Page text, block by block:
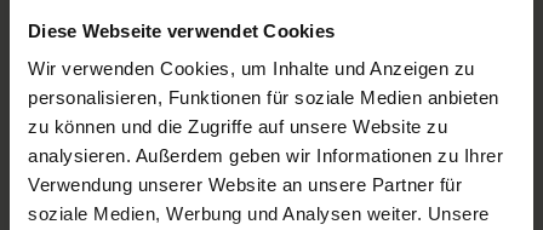
Diese Webseite verwendet Cookies
Wir verwenden Cookies, um Inhalte und Anzeigen zu
personalisieren, Funktionen für soziale Medien anbieten
zu können und die Zugriffe auf unsere Website zu
analysieren. Außerdem geben wir Informationen zu Ihrer
Verwendung unserer Website an unsere Partner für
soziale Medien, Werbung und Analysen weiter. Unsere
Mehr laden
Ähnliche Videos